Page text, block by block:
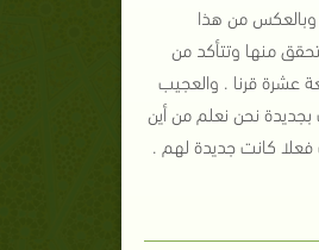
وبالعكس من هذا
منها وتتأكد من
عشرة قرنا . والعجيب
نحن نعلم من أين
فعلا كانت جديدة لهم .